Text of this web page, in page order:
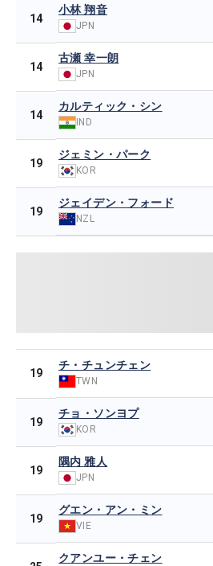
14
小林 翔音
JPN
14
古瀬 幸一朗
JPN
14
カルティック・シン
IND
19
ジェミン・パーク
KOR
19
ジェイデン・フォード
NZL
19
チ・チュンチェン
TWN
19
チョ・ソンヨプ
KOR
19
隅内 雅人
JPN
19
グエン・アン・ミン
VIE
クアンユー・チェン